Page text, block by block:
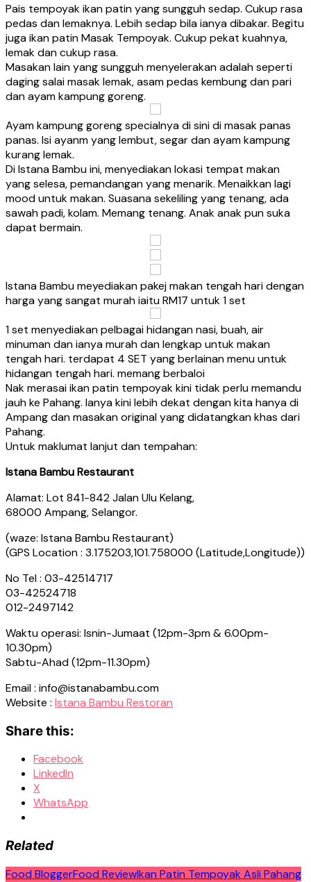
Pais tempoyak ikan patin yang sungguh sedap. Cukup rasa
pedas dan lemaknya. Lebih sedap bila ianya dibakar. Begitu
juga ikan patin Masak Tempoyak. Cukup pekat kuahnya,
lemak dan cukup rasa.
Masakan lain yang sungguh menyelerakan adalah seperti
daging salai masak lemak, asam pedas kembung dan pari
dan ayam kampung goreng.
Ayam kampung goreng specialnya di sini di masak panas
panas. Isi ayanm yang lembut, segar dan ayam kampung
kurang lemak.
Di Istana Bambu ini, menyediakan lokasi tempat makan
yang selesa, pemandangan yang menarik. Menaikkan lagi
mood untuk makan. Suasana sekeliling yang tenang, ada
sawah padi, kolam. Memang tenang. Anak anak pun suka
dapat bermain.
Istana Bambu meyediakan pakej makan tengah hari dengan
harga yang sangat murah iaitu RM17 untuk 1 set
1 set menyediakan pelbagai hidangan nasi, buah, air
minuman dan ianya murah dan lengkap untuk makan
tengah hari. terdapat 4 SET yang berlainan menu untuk
hidangan tengah hari. memang berbaloi
Nak merasai ikan patin tempoyak kini tidak perlu memandu
jauh ke Pahang. Ianya kini lebih dekat dengan kita hanya di
Ampang dan masakan original yang didatangkan khas dari
Pahang.
Untuk maklumat lanjut dan tempahan:
Istana Bambu Restaurant
Alamat: Lot 841-842 Jalan Ulu Kelang,
68000 Ampang, Selangor.
(waze: Istana Bambu Restaurant)
(GPS Location : 3.175203,101.758000 (Latitude,Longitude))
No Tel : 03-42514717
03-42524718
012-2497142
Waktu operasi: Isnin-Jumaat (12pm-3pm & 6.00pm-
10.30pm)
Sabtu-Ahad (12pm-11.30pm)
Email : info@istanabambu.com
Website : Istana Bambu Restoran
Share this:
Facebook
LinkedIn
X
WhatsApp
Related
Food BloggerFood ReviewIkan Patin Tempoyak Asli Pahang